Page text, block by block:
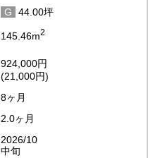
G
44.00坪
145.46m2
924,000円
(21,000円)
8ヶ月
2.0ヶ月
2026/10
中旬